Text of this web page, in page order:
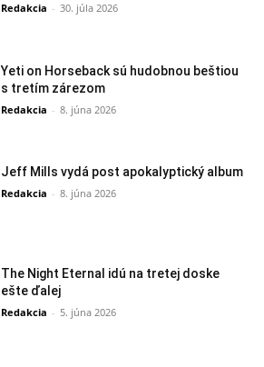
Redakcia - 30. júla 2026
Yeti on Horseback sú hudobnou beštiou
s tretím zárezom
Redakcia - 8. júna 2026
Jeff Mills vydá post apokalyptický album
Redakcia - 8. júna 2026
The Night Eternal idú na tretej doske
ešte ďalej
Redakcia - 5. júna 2026